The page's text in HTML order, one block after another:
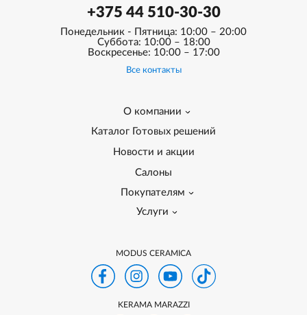
+375 44 510-30-30
Понедельник - Пятница: 10:00 – 20:00
Суббота: 10:00 – 18:00
Воскресенье: 10:00 – 17:00
Все контакты
О компании
Каталог Готовых решений
Новости и акции
Салоны
Покупателям
Услуги
MODUS CERAMICA
KERAMA MARAZZI